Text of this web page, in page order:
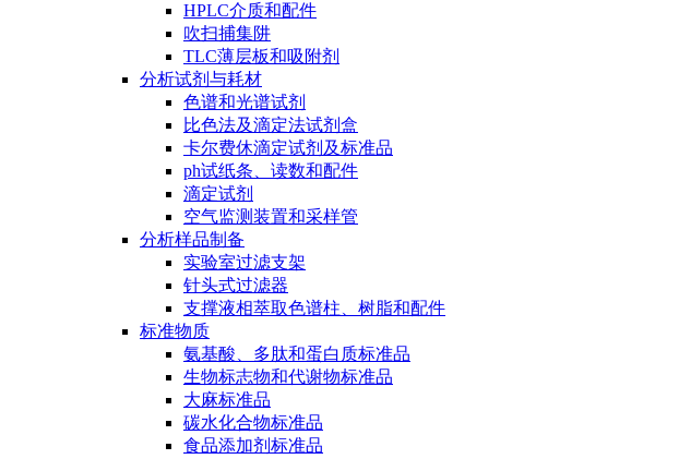
HPLC介质和配件
吹扫捕集阱
TLC薄层板和吸附剂
分析试剂与耗材
色谱和光谱试剂
比色法及滴定法试剂盒
卡尔费休滴定试剂及标准品
ph试纸条、读数和配件
滴定试剂
空气监测装置和采样管
分析样品制备
实验室过滤支架
针头式过滤器
支撑液相萃取色谱柱、树脂和配件
标准物质
氨基酸、多肽和蛋白质标准品
生物标志物和代谢物标准品
大麻标准品
碳水化合物标准品
食品添加剂标准品